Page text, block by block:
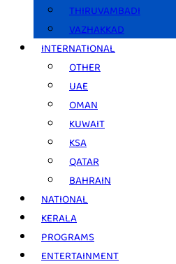
THIRUVAMBADI
VAZHAKKAD
INTERNATIONAL
OTHER
UAE
OMAN
KUWAIT
KSA
QATAR
BAHRAIN
NATIONAL
KERALA
PROGRAMS
ENTERTAINMENT